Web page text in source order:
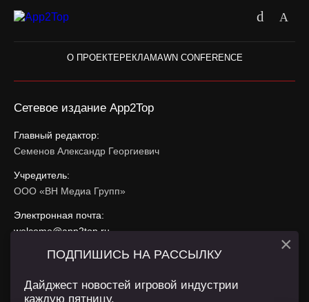
О ПРОЕКТЕРЕКЛАМАWN CONFERENCE
Сетевое издание App2Top
Главный редактор:
Семенов Александр Георгиевич
Учредитель:
ООО «ВН Медиа Групп»
Электронная почта:
welcome@app2top.ru
При использовании материалов активная ссылка на
ПОДПИШИСЬ НА РАССЫЛКУ
Дайджест новостей игровой индустрии
каждую пятницу.
×